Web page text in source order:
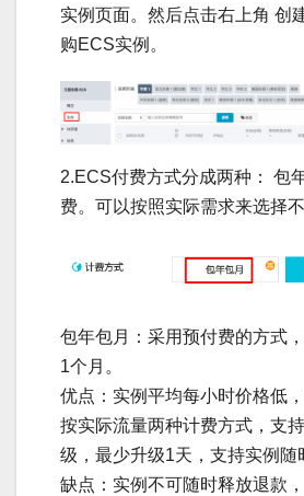
实例页面。然后点击右上角 创
购ECS实例。
2.ECS付费方式分成两种： 包
费。可以按照实际需求来选择
包年包月：采用预付费的方式
1个月。
优点：实例平均每小时价格低
按实际流量两种计费方式，支
级，最少升级1天，支持实例随
缺点：实例不可随时释放退款